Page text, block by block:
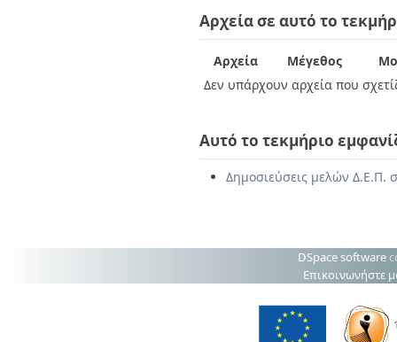
Αρχεία σε αυτό το
Αρχεία Μέγεθος
Δεν υπάρχουν αρχεία που
Αυτό το τεκμήριο
Δημοσιεύσεις μελών Δ.Ε.Π.
DSpace software
Επικοινωνήστε